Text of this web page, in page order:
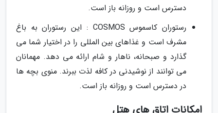
دسترس است و روزانه باز است.
رستوران کاسموس COSMOS : این رستوران به باغ
مشرف است و غذاهای بین المللی را در اختیار شما می
گذارد و صبحانه، ناهار و شام ارائه می دهد. مهمانان
می توانند از نوشیدنی در کافه لذت ببرند. منوی بچه ها
در دسترس است و روزانه باز است.
امکانات اتاق های هتل